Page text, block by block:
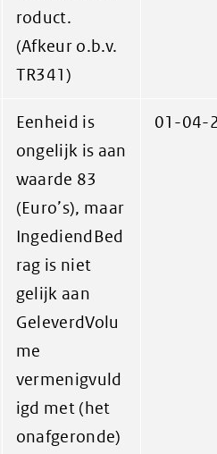
roduct.
(Afkeur o.b.v.
TR341)
Eenheid is
ongelijk is aan
waarde 83
(Euro’s), maar
IngediendBed
rag is niet
gelijk aan
GeleverdVolu
me
vermenigvuld
igd met (het
onafgeronde)
01-04-